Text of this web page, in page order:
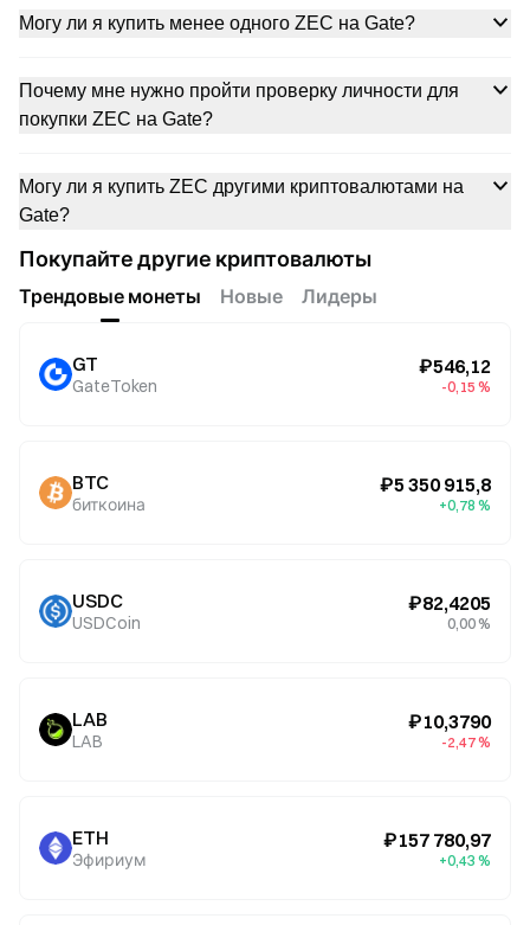
Могу ли я купить менее одного ZEC на Gate?
Почему мне нужно пройти проверку личности для
покупки ZEC на Gate?
Могу ли я купить ZEC другими криптовалютами на
Gate?
Покупайте другие криптовалюты
Трендовые монеты Новые Лидеры
GT
GateToken
₽546,12
-0,15 %
BTC
биткоина
₽5 350 915,8
+0,78 %
USDC
USDCoin
₽82,4205
0,00 %
LAB
LAB
₽10,3790
-2,47 %
ETH
Эфириум
₽157 780,97
+0,43 %